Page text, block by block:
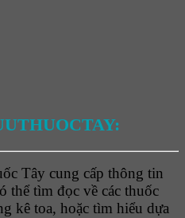
Tây cung cấp thông tin
thể tìm đọc về các thuốc
kê toa, hoặc tìm hiểu dựa